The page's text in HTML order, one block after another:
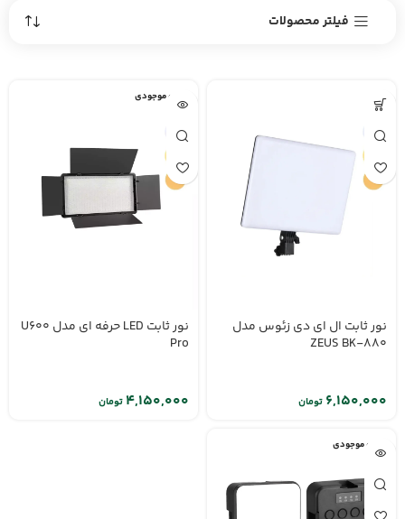
فیلتر محصولات
نور ثابت ال ای دی زئوس مدل
ZEUS BK-880
تومان
اتمام موجودی
نور ثابت LED حرفه ای مدل U600
Pro
تومان
اتمام موجودی